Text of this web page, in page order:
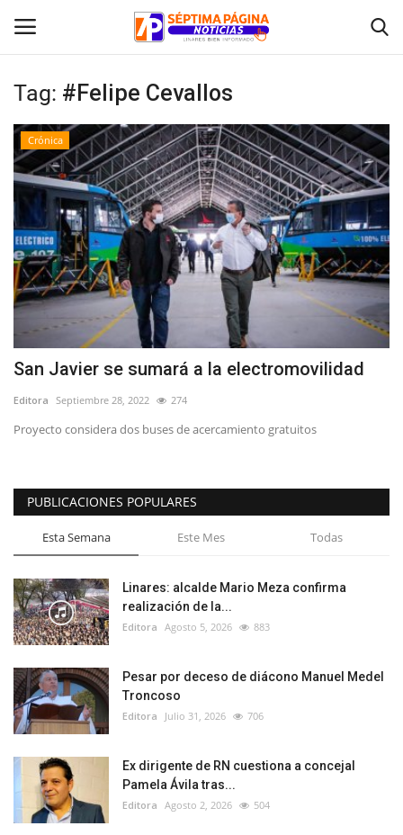
Inicio
Crónica
Policial
Tribunales
Deporte
Política
Espectáculos
Tag: #Felipe Cevallos
Crónica
San Javier se sumará a la electromovilidad
Editora Septiembre 28, 2022 274
Proyecto considera dos buses de acercamiento gratuitos
PUBLICACIONES POPULARES
Esta Semana Este Mes Todas
Linares: alcalde Mario Meza confirma
realización de la...
Editora Agosto 5, 2026 883
Pesar por deceso de diácono Manuel Medel
Troncoso
Editora Julio 31, 2026 706
Ex dirigente de RN cuestiona a concejal
Pamela Ávila tras...
Editora Agosto 2, 2026 504